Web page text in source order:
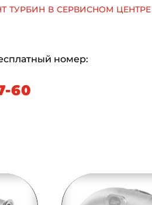
турбин в сервисном центре
номер:
60